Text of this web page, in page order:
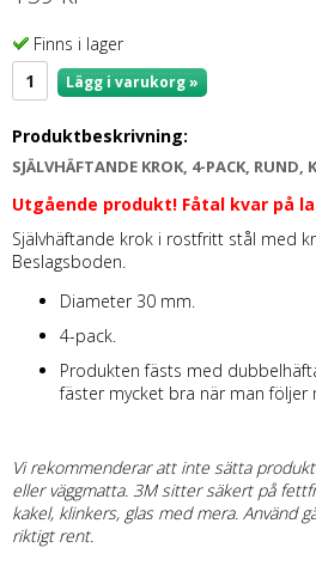
Finns i lager
Lägg i varukorg »
Produktbeskrivning:
SJÄLVHÄFTANDE KROK, 4-PACK, RUND,
Utgående produkt! Fåtal kvar på
Självhäftande krok i rostfritt stål med
Beslagsboden.
Diameter 30 mm.
4-pack.
Produkten fästs med
fäster mycket bra när man följer
Vi rekommenderar att inte sätta
eller väggmatta. 3M sitter säkert på
kakel, klinkers, glas med mera. Använd
riktigt rent.